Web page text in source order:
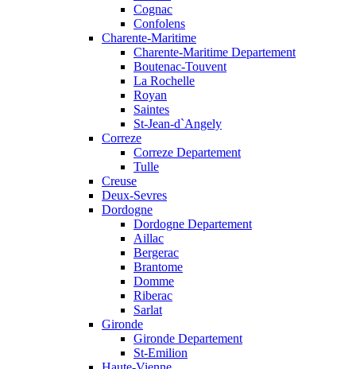
Cognac
Confolens
Charente-Maritime
Charente-Maritime Departement
Boutenac-Touvent
La Rochelle
Royan
Saintes
St-Jean-d`Angely
Correze
Correze Departement
Tulle
Creuse
Deux-Sevres
Dordogne
Dordogne Departement
Aillac
Bergerac
Brantome
Domme
Riberac
Sarlat
Gironde
Gironde Departement
St-Emilion